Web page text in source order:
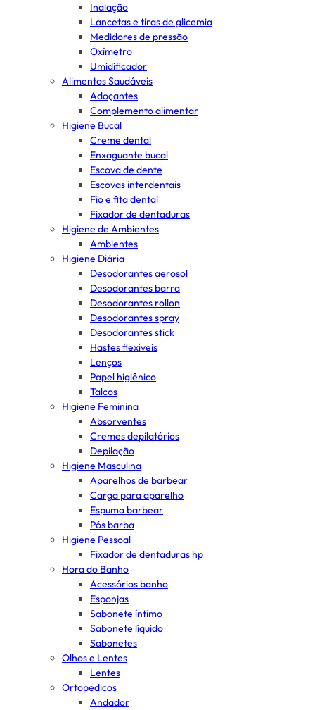
Inalação
Lancetas e tiras de glicemia
Medidores de pressão
Oxímetro
Umidificador
Alimentos Saudáveis
Adoçantes
Complemento alimentar
Higiene Bucal
Creme dental
Enxaguante bucal
Escova de dente
Escovas interdentais
Fio e fita dental
Fixador de dentaduras
Higiene de Ambientes
Ambientes
Higiene Diária
Desodorantes aerosol
Desodorantes barra
Desodorantes rollon
Desodorantes spray
Desodorantes stick
Hastes flexíveis
Lenços
Papel higiênico
Talcos
Higiene Feminina
Absorventes
Cremes depilatórios
Depilação
Higiene Masculina
Aparelhos de barbear
Carga para aparelho
Espuma barbear
Pós barba
Higiene Pessoal
Fixador de dentaduras hp
Hora do Banho
Acessórios banho
Esponjas
Sabonete íntimo
Sabonete líquido
Sabonetes
Olhos e Lentes
Lentes
Ortopedicos
Andador